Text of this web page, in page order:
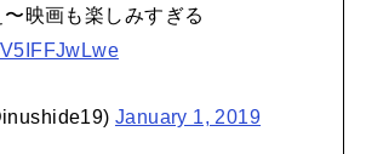
映画も楽しみすぎる
January 1, 2019